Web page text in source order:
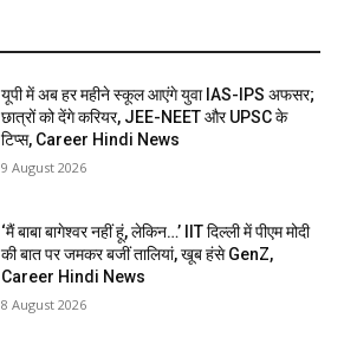
यूपी में अब हर महीने स्कूल आएंगे युवा IAS-IPS अफसर;
छात्रों को देंगे करियर, JEE-NEET और UPSC के
टिप्स, Career Hindi News
9 August 2026
‘मैं बाबा बागेश्वर नहीं हूं, लेकिन…’ IIT दिल्ली में पीएम मोदी
की बात पर जमकर बजीं तालियां, खूब हंसे GenZ,
Career Hindi News
8 August 2026